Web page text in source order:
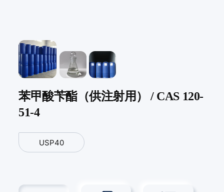
苯甲酸苄酯（供注射用） / CAS 120-
51-4
USP40